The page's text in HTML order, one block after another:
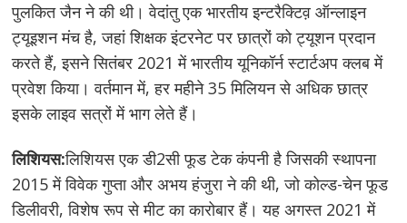
पुलकित जैन ने की थी। वेदांतु एक भारतीय इन्टरैक्टिव़ ऑन्लाइन
ट्यूइशन मंच है, जहां शिक्षक इंटरनेट पर छात्रों को ट्यूशन प्रदान
करते हैं, इसने सितंबर 2021 में भारतीय यूनिकॉर्न स्टार्टअप क्लब में
प्रवेश किया। वर्तमान में, हर महीने 35 मिलियन से अधिक छात्र
इसके लाइव सत्रों में भाग लेते हैं।
लिशियस:लिशियस एक डी2सी फूड टेक कंपनी है जिसकी स्थापना
2015 में विवेक गुप्ता और अभय हंजुरा ने की थी, जो कोल्ड-चेन फूड
डिलीवरी, विशेष रूप से मीट का कारोबार हैं। यह अगस्त 2021 में